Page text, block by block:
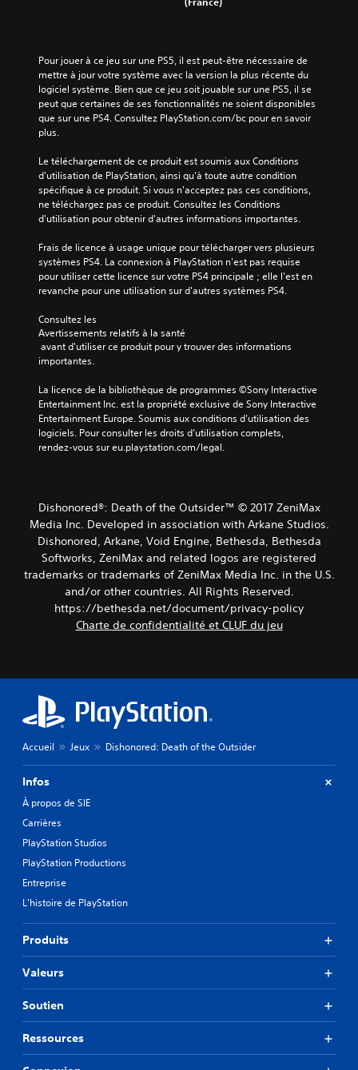
Pour jouer à ce jeu sur une PS5, il est peut-être nécessaire de
mettre à jour votre système avec la version la plus récente du
logiciel système. Bien que ce jeu soit jouable sur une PS5, il se
peut que certaines de ses fonctionnalités ne soient disponibles
que sur une PS4. Consultez PlayStation.com/bc pour en savoir
plus.
Le téléchargement de ce produit est soumis aux Conditions
d'utilisation de PlayStation, ainsi qu'à toute autre condition
spécifique à ce produit. Si vous n'acceptez pas ces conditions,
ne téléchargez pas ce produit. Consultez les Conditions
d'utilisation pour obtenir d'autres informations importantes.
Frais de licence à usage unique pour télécharger vers plusieurs
systèmes PS4. La connexion à PlayStation n'est pas requise
pour utiliser cette licence sur votre PS4 principale ; elle l'est en
revanche pour une utilisation sur d'autres systèmes PS4.
Consultez les
Avertissements relatifs à la santé
importantes.
La licence de la bibliothèque de programmes ©Sony Interactive
Entertainment Inc. est la propriété exclusive de Sony Interactive
Entertainment Europe. Soumis aux conditions d’utilisation des
logiciels. Pour consulter les droits d’utilisation complets,
rendez-vous sur eu.playstation.com/legal.
Dishonored®: Death of the Outsider™ © 2017 ZeniMax
Media Inc. Developed in association with Arkane Studios.
Dishonored, Arkane, Void Engine, Bethesda, Bethesda
Softworks, ZeniMax and related logos are registered
trademarks or trademarks of ZeniMax Media Inc. in the U.S.
and/or other countries. All Rights Reserved.
https://bethesda.net/document/privacy-policy
Charte de confidentialité et CLUF du jeu
Accueil Jeux Dishonored: Death of the Outsider
Infos
À propos de SIE
Carrières
PlayStation Studios
PlayStation Productions
Entreprise
L'histoire de PlayStation
Produits
Valeurs
Soutien
Ressources